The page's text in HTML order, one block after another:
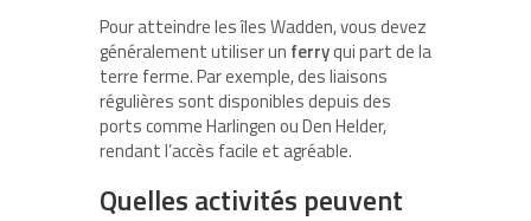
Pour atteindre les îles Wadden, vous devez
généralement utiliser un ferryqui part de la
terre ferme. Par exemple, des liaisons
régulières sont disponibles depuis des
ports comme Harlingen ou Den Helder,
rendant l’accès facile et agréable.
Quelles activités peuvent